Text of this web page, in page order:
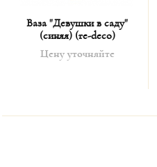
Ваза "Девушки в саду"
(синяя) (re-deco)
Цену уточняйте